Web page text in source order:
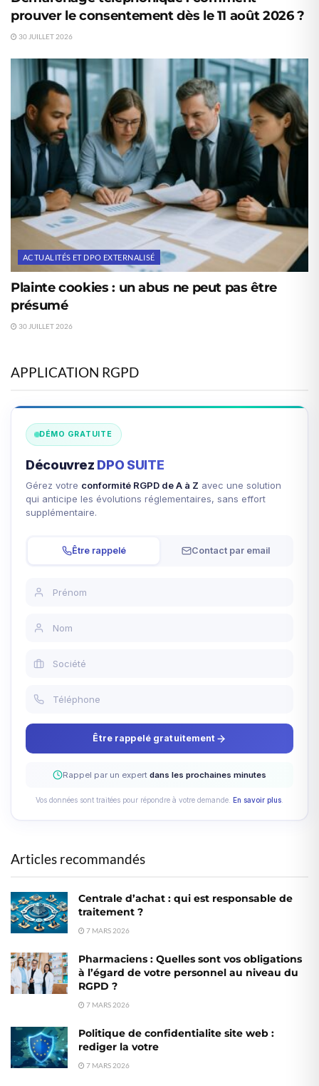
prouver le consentement dès le 11 août 2026 ?
30 JUILLET 2026
ACTUALITÉS ET DPO EXTERNALISÉ
Plainte cookies : un abus ne peut pas être
présumé
30 JUILLET 2026
APPLICATION RGPD
DÉMO GRATUITE
Découvrez DPO SUITE
Gérez votre conformité RGPD de A à Z avec une solution
qui anticipe les évolutions réglementaires, sans effort
supplémentaire.
Être rappelé Contact par email
Être rappelé gratuitement
Rappel par un expert dans les prochaines minutes
Vos données sont traitées pour répondre à votre demande. En savoir plus
Articles recommandés
Centrale d’achat : qui est responsable de
traitement ?
7 MARS 2026
Pharmaciens : Quelles sont vos obligations
à l’égard de votre personnel au niveau du
RGPD ?
7 MARS 2026
Politique de confidentialite site web :
rediger la votre
7 MARS 2026